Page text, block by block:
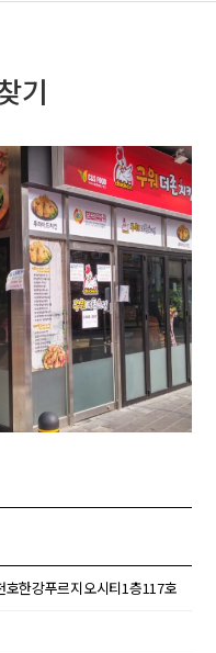
기
한강푸르지오시티1층117호